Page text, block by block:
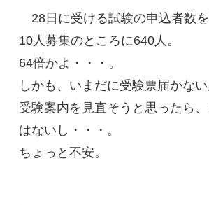
28日に受ける試験の申込者数を
10人募集のところに640人。
64倍かよ・・・。
しかも、いまだに受験票届かない
受験案内を見直そうと思ったら
はないし・・・。
ちょっと不安。